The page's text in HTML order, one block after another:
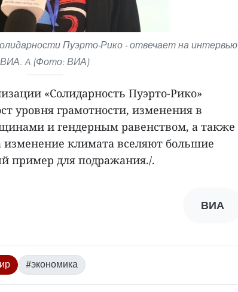
Пуэрто-Рико - отвечает на интервью
ВИА. A (Фото: ВИА)
«Солидарность Пуэрто-Рико»
уровня грамотности, изменения в
и гендерным равенством, а также
изменение климата вселяют большие
пример для подражания./.
ВИА
#экономика